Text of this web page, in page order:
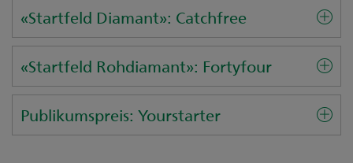
«Startfeld Diamant»: Catchfree
«Startfeld Rohdiamant»: Fortyfour
Publikumspreis: Yourstarter